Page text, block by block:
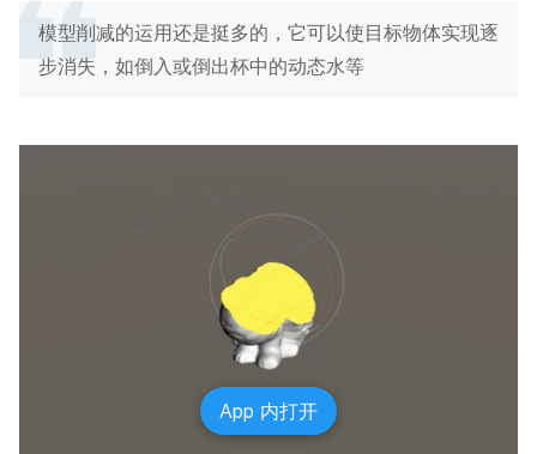
模型削减的运用还是挺多的，它可以使目标物体实现逐
步消失，如倒入或倒出杯中的动态水等
App 内打开